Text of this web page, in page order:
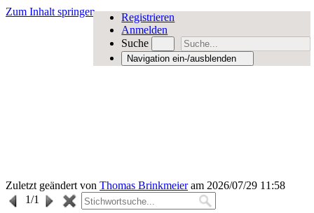
Zum Inhalt springen
Registrieren
Anmelden
Suche
Navigation ein-/ausblenden
Zuletzt geändert von Thomas Brinkmeieram 2026/07/29 11:58
1/1